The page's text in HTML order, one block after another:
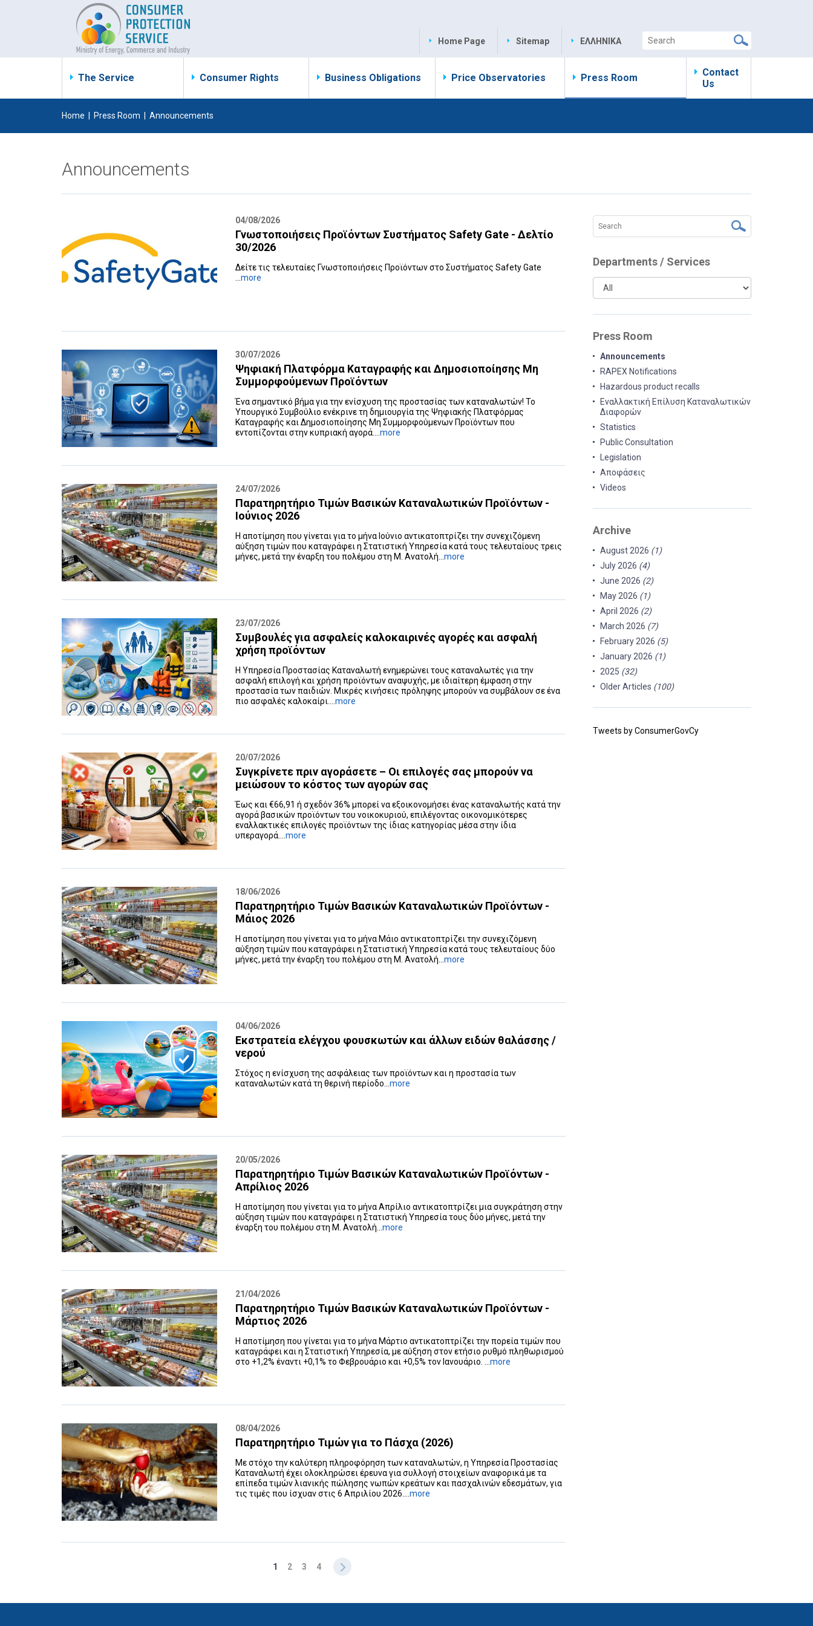
Home Page Sitemap ΕΛΛΗΝΙΚΑ
The Service Consumer Rights Business Obligations Price Observatories Press Room
Contact
Us
Home Press Room Announcements
Announcements
04/08/2026
Γνωστοποιήσεις Προϊόντων Συστήματος Safety Gate - Δελτίο
30/2026
Δείτε τις τελευταίες Γνωστοποιήσεις Προϊόντων στο Συστήματος Safety Gate
...more
30/07/2026
Ψηφιακή Πλατφόρμα Καταγραφής και Δημοσιοποίησης Μη
Συμμορφούμενων Προϊόντων
Ένα σημαντικό βήμα για την ενίσχυση της προστασίας των καταναλωτών! Το
Υπουργικό Συμβούλιο ενέκρινε τη δημιουργία της Ψηφιακής Πλατφόρμας
Καταγραφής και Δημοσιοποίησης Μη Συμμορφούμενων Προϊόντων που
εντοπίζονται στην κυπριακή αγορά....more
24/07/2026
Παρατηρητήριο Τιμών Βασικών Καταναλωτικών Προϊόντων -
Ιούνιος 2026
Η αποτίμηση που γίνεται για το μήνα Ιούνιο αντικατοπτρίζει την συνεχιζόμενη
αύξηση τιμών που καταγράφει η Στατιστική Υπηρεσία κατά τους τελευταίους τρεις
μήνες, μετά την έναρξη του πολέμου στη Μ. Ανατολή...more
23/07/2026
Συμβουλές για ασφαλείς καλοκαιρινές αγορές και ασφαλή
χρήση προϊόντων
Η Υπηρεσία Προστασίας Καταναλωτή ενημερώνει τους καταναλωτές για την
ασφαλή επιλογή και χρήση προϊόντων αναψυχής, με ιδιαίτερη έμφαση στην
προστασία των παιδιών. Μικρές κινήσεις πρόληψης μπορούν να συμβάλουν σε ένα
πιο ασφαλές καλοκαίρι....more
20/07/2026
Συγκρίνετε πριν αγοράσετε – Οι επιλογές σας μπορούν να
μειώσουν το κόστος των αγορών σας
Έως και €66,91 ή σχεδόν 36% μπορεί να εξοικονομήσει ένας καταναλωτής κατά την
αγορά βασικών προϊόντων του νοικοκυριού, επιλέγοντας οικονομικότερες
εναλλακτικές επιλογές προϊόντων της ίδιας κατηγορίας μέσα στην ίδια
υπεραγορά....more
18/06/2026
Παρατηρητήριο Τιμών Βασικών Καταναλωτικών Προϊόντων -
Μάιος 2026
H αποτίμηση που γίνεται για το μήνα Μάιο αντικατοπτρίζει την συνεχιζόμενη
αύξηση τιμών που καταγράφει η Στατιστική Υπηρεσία κατά τους τελευταίους δύο
μήνες, μετά την έναρξη του πολέμου στη Μ. Ανατολή...more
04/06/2026
Εκστρατεία ελέγχου φουσκωτών και άλλων ειδών θαλάσσης /
νερού
Στόχος η ενίσχυση της ασφάλειας των προϊόντων και η προστασία των
καταναλωτών κατά τη θερινή περίοδo...more
20/05/2026
Παρατηρητήριο Τιμών Βασικών Καταναλωτικών Προϊόντων -
Απρίλιος 2026
Η αποτίμηση που γίνεται για το μήνα Απρίλιο αντικατοπτρίζει μια συγκράτηση στην
αύξηση τιμών που καταγράφει η Στατιστική Υπηρεσία τους δύο μήνες, μετά την
έναρξη του πολέμου στη Μ. Ανατολή...more
21/04/2026
Παρατηρητήριο Τιμών Βασικών Καταναλωτικών Προϊόντων -
Μάρτιος 2026
Η αποτίμηση που γίνεται για το μήνα Μάρτιο αντικατοπτρίζει την πορεία τιμών που
καταγράφει και η Στατιστική Υπηρεσία, με αύξηση στον ετήσιο ρυθμό πληθωρισμού
στο +1,2% έναντι +0,1% το Φεβρουάριο και +0,5% τον Ιανουάριο. ...more
08/04/2026
Παρατηρητήριο Τιμών για το Πάσχα (2026)
Με στόχο την καλύτερη πληροφόρηση των καταναλωτών, η Υπηρεσία Προστασίας
Καταναλωτή έχει ολοκληρώσει έρευνα για συλλογή στοιχείων αναφορικά με τα
επίπεδα τιμών λιανικής πώλησης νωπών κρεάτων και πασχαλινών εδεσμάτων, για
τις τιμές που ίσχυαν στις 6 Απριλίου 2026....more
1 2 3 4
Departments / Services
Press Room
Announcements
RAPEX Notifications
Hazardous product recalls
Εναλλακτική Επίλυση Καταναλωτικών
Διαφορών
Statistics
Public Consultation
Legislation
Αποφάσεις
Videos
Archive
August 2026 (1)
July 2026 (4)
June 2026 (2)
May 2026 (1)
April 2026 (2)
March 2026 (7)
February 2026 (5)
January 2026 (1)
2025 (32)
Older Articles (100)
Tweets by ConsumerGovCy